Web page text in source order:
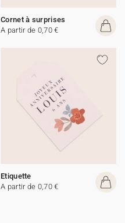
Cornet à surprises
A partir de 0,70 €
Etiquette
A partir de 0,70 €